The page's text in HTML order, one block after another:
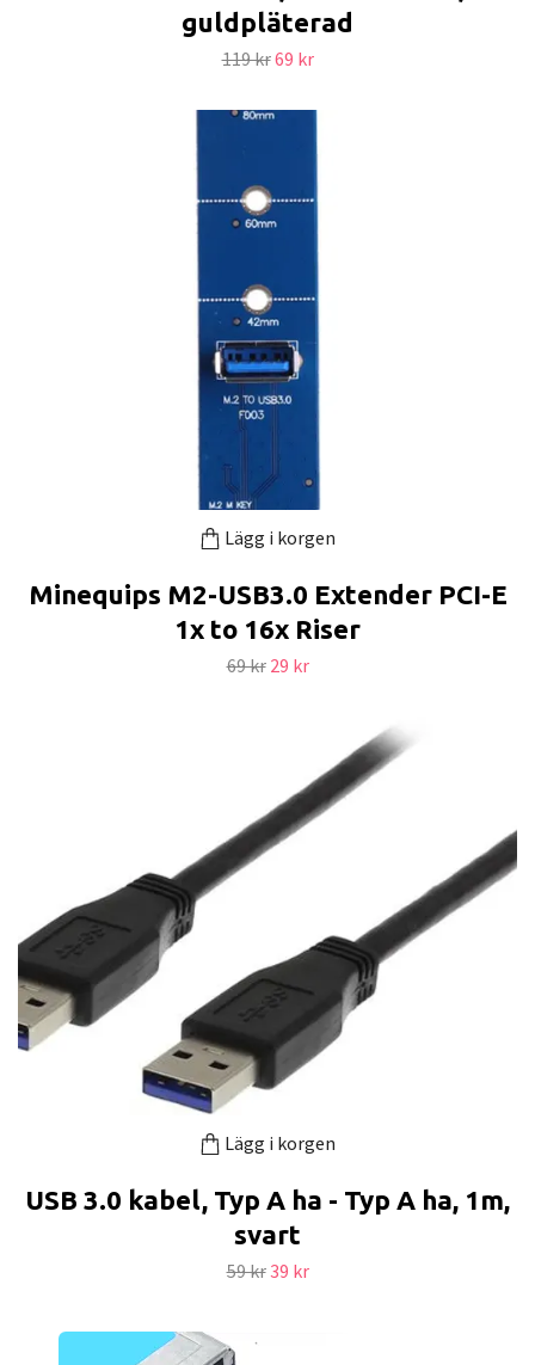
guldpläterad
119 kr69 kr
Lägg i korgen
Minequips M2-USB3.0 Extender PCI-E
1x to 16x Riser
69 kr 29 kr
Lägg i korgen
USB 3.0 kabel, Typ A ha - Typ A ha, 1m,
svart
59 kr39 kr